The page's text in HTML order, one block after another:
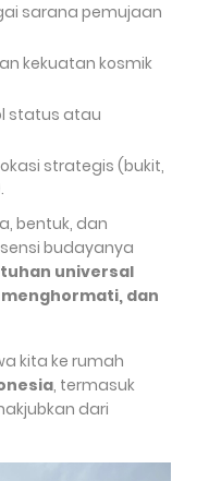
sarana pemujaan
kekuatan kosmik
status atau
strategis (bukit,
bentuk, dan
budayanya
universal
dan
kita ke rumah
, termasuk
dari